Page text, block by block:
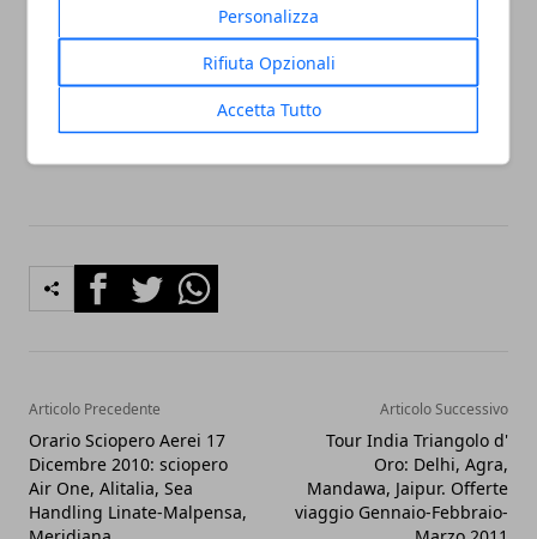
Personalizza
Rifiuta Opzionali
Accetta Tutto
PER INFORMAZIONI E PRENOTAZIONI VIAGGIO:
Informazioni presso le migliori agenzie di viaggio e
pressoDreamland – Tel. 06-44704122Sito Internet:
www.dreamlandtour.com
FacebookTwitterWhatsapp
Articolo Precedente
Orario Sciopero Aerei 17
Dicembre 2010: sciopero
Air One, Alitalia, Sea
Handling Linate-Malpensa,
Articolo Successivo
Tour India Triangolo d'
Oro: Delhi, Agra,
Mandawa, Jaipur. Offerte
viaggio Gennaio-Febbraio-